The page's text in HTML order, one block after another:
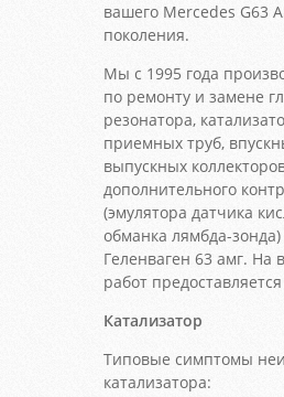
вашего Mercedes G63
поколения.
Мы с 1995 года
по ремонту и замене
резонатора,
приемных труб,
выпускных
дополнительного
(эмулятора датчика
обманка лямбда-
Геленваген 63 амг. На
работ
Катализатор
Типовые симптомы
катализатора: